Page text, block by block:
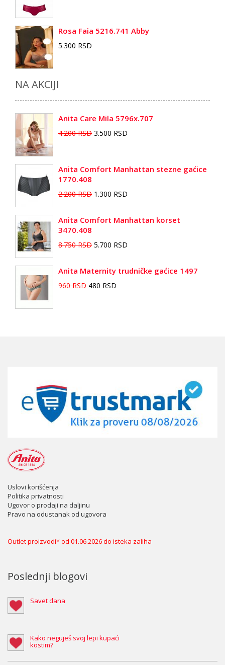
Rosa Faia 5216.741 Abby
5.300 RSD
NA AKCIJI
Anita Care Mila 5796x.707
4.200 RSD 3.500 RSD
Anita Comfort Manhattan stezne gaćice
1770.408
2.200 RSD 1.300 RSD
Anita Comfort Manhattan korset
3470.408
8.750 RSD 5.700 RSD
Anita Maternity trudničke gaćice 1497
960 RSD 480 RSD
Uslovi korišćenja
Politika privatnosti
Ugovor o prodaji na daljinu
Pravo na odustanak od ugovora
Outlet proizvodi* od 01.06.2026 do isteka zaliha
Poslednji blogovi
Savet dana
Kako neguješ svoj lepi kupaći
kostim?